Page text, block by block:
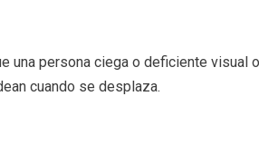
una persona ciega o deficiente visual
cuando se desplaza.